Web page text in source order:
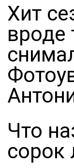
Хит
вроде
Что
сорок